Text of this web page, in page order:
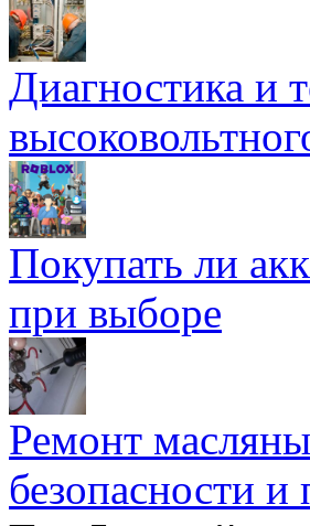
Диагностика и
Покупать ли
при выборе
Ремонт
безопасности и